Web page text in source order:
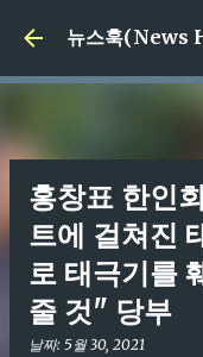
기
뉴스훅(News
홍창표 한인
트에 걸쳐진
로 태극기를
줄 것" 당부
날짜: 5월 30, 2021